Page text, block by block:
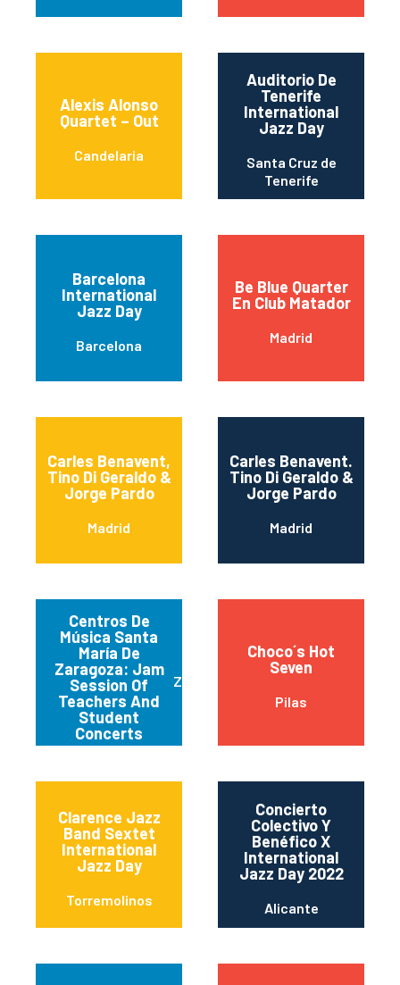
Alexis Alonso
Quartet – Out
Candelaria
Auditorio De
Tenerife
International
Jazz Day
Santa Cruz de
Tenerife
Barcelona
International
Jazz Day
Barcelona
Be Blue Quarter
En Club Matador
Madrid
Carles Benavent,
Tino Di Geraldo &
Jorge Pardo
Madrid
Carles Benavent.
Tino Di Geraldo &
Jorge Pardo
Madrid
Centros De
Música Santa
María De
Zaragoza: Jam
Session Of
Teachers And
Student
Concerts
Zaragoza
Choco´s Hot
Seven
Pilas
Clarence Jazz
Band Sextet
International
Jazz Day
Torremolinos
Concierto
Colectivo Y
Benéfico X
International
Jazz Day 2022
Alicante